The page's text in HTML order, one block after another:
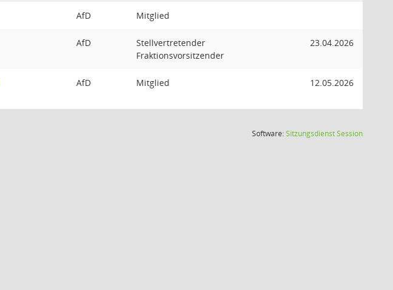
AfD Mitglied
AfD
Stellvertretender
Fraktionsvorsitzender
23.04.2026
AfD Mitglied 12.05.2026
Software:SitzungsdienstSession(Wird in